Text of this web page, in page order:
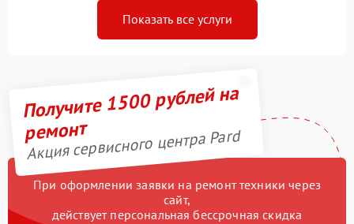
Показать все услуги
Получите 1500 рублей на
ремонт
Акция сервисного центра Pard
При оформлении заявки на ремонт техники через
сайт,
действует персональная бессрочная скидка